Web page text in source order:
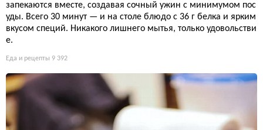
запекаются вместе, создавая сочный ужин с минимумом пос
уды. Всего 30 минут — и на столе блюдо с 36 г белка и ярким
вкусом специй. Никакого лишнего мытья, только удовольстви
е.
Еда и рецепты 9 392